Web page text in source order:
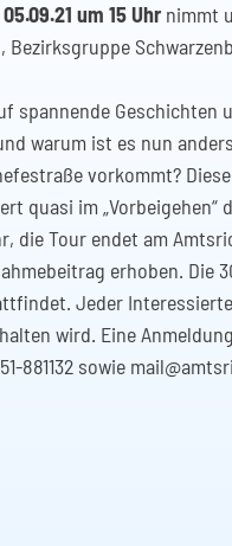
05.09.21 um 15 Uhrnimmt
Bezirksgruppe
spannende Geschichten
warum ist es nun
vorkommt?
quasi im
die Tour endet am
erhoben. Die
Jeder
wird. Eine
881132 sowie